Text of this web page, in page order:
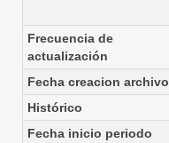
Frecuencia de
actualización
Fecha creacion archivo
Histórico
Fecha inicio periodo